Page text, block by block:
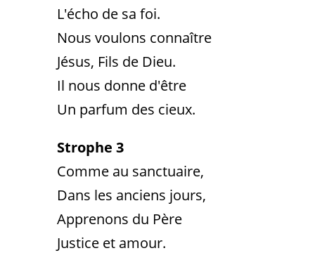
L'écho de sa foi.
Nous voulons connaître
Jésus, Fils de Dieu.
Il nous donne d'être
Un parfum des cieux.
Strophe 3
Comme au sanctuaire,
Dans les anciens jours,
Apprenons du Père
Justice et amour.